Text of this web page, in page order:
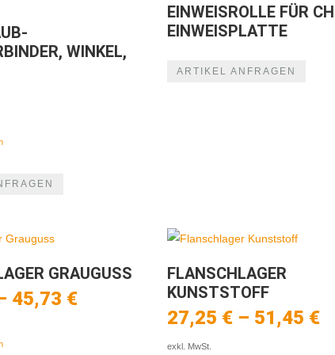
WINKEL,
EINWEISROLLE FÜR
EINWEISPLATTE
ARTIKEL ANFRAGEN
GRAUGUSS
45,73 €
FLANSCHLAGER
KUNSTSTOFF
27,25 €– 51,45 €
exkl. MwSt.